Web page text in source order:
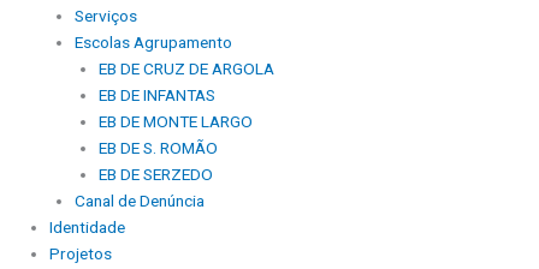
Serviços
Escolas Agrupamento
EB DE CRUZ DE ARGOLA
EB DE INFANTAS
EB DE MONTE LARGO
EB DE S. ROMÃO
EB DE SERZEDO
Canal de Denúncia
Identidade
Projetos